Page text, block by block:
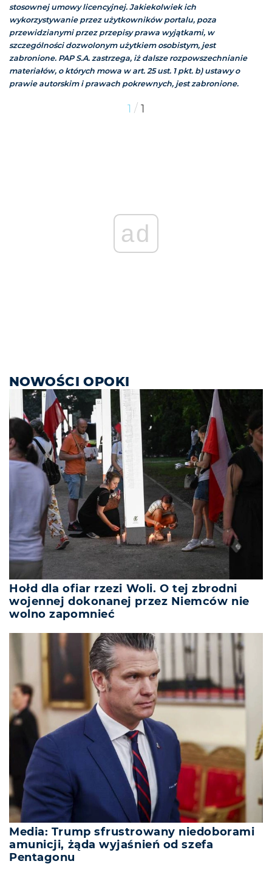
stosownej umowy licencyjnej. Jakiekolwiek ich
wykorzystywanie przez użytkowników portalu, poza
przewidzianymi przez przepisy prawa wyjątkami, w
szczególności dozwolonym użytkiem osobistym, jest
zabronione. PAP S.A. zastrzega, iż dalsze rozpowszechnianie
materiałów, o których mowa w art. 25 ust. 1 pkt. b) ustawy o
prawie autorskim i prawach pokrewnych, jest zabronione.
1 / 1
ad
NOWOŚCI OPOKI
Hołd dla ofiar rzezi Woli. O tej zbrodni
wojennej dokonanej przez Niemców nie
wolno zapomnieć
Media: Trump sfrustrowany niedoborami
amunicji, żąda wyjaśnień od szefa
Pentagonu